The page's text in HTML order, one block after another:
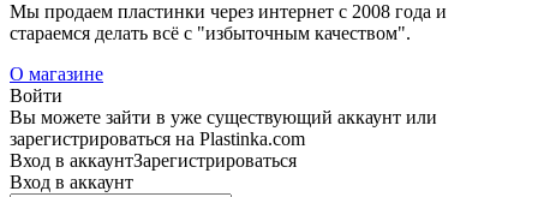
Мы продаем пластинки через интернет c 2008 года и
стараемся делать всё с "избыточным качеством".
О магазине
Войти
Вы можете зайти в уже существующий аккаунт или
зарегистрироваться на Plastinka.com
Вход в аккаунтЗарегистрироваться
Вход в аккаунт